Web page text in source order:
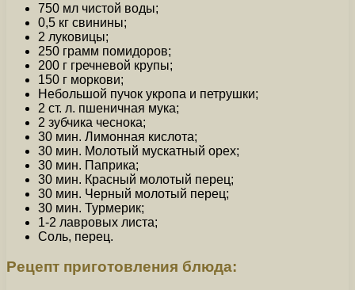
750 мл чистой воды;
0,5 кг свинины;
2 луковицы;
250 грамм помидоров;
200 г гречневой крупы;
150 г моркови;
Небольшой пучок укропа и петрушки;
2 ст. л. пшеничная мука;
2 зубчика чеснока;
30 мин. Лимонная кислота;
30 мин. Молотый мускатный орех;
30 мин. Паприка;
30 мин. Красный молотый перец;
30 мин. Черный молотый перец;
30 мин. Турмерик;
1-2 лавровых листа;
Соль, перец.
Рецепт приготовления блюда: